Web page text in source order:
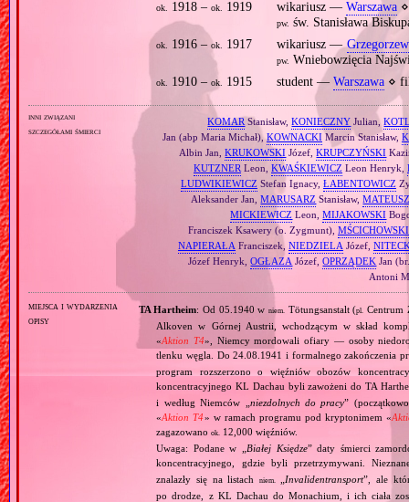
ok. 1918 –ok. 1919 wikariusz —Warszawa
pw. św. Stanisława
ok. 1916 –ok. 1917 wikariusz —Grzegorzew
pw. Wniebowzięcia
ok. 1910 –ok. 1915 student — Warszawa⋄
inni związani
szczegółami śmierci
KOMAR Stanisław,KONIECZNY Julian,
Jan (abp Maria Michał), KOWNACKIMarcin Stanisław,
Albin Jan,KRUKOWSKI Józef,KRUPCZYŃSKI
KUTZNER Leon, KWAŚKIEWICZ Leon Henryk,
LUDWIKIEWICZ Stefan Ignacy, ŁABENTOWICZ
Aleksander Jan,MARUSARZ Stanisław,
MICKIEWICZ Leon,MIJAKOWSKI
Franciszek Ksawery (o. Zygmunt), MŚCICHOWSKI
NAPIERAŁA Franciszek, NIEDZIELA Józef,
Józef Henryk,OGŁAZA Józef,OPRZĄDEK Jan
Antoni
miejsca i wydarzenia
opisy
TA Hartheim: Od 05.1940 w niem. Tötungsanstalt (pl.
Centrum
Alkoven w Górnej Austrii, wchodzącym w skład
«Aktion T4», Niemcy mordowali ofiary — osoby
tlenku węgla. Do 24.08.1941 i formalnego zakończenia
program rozszerzono o więźniów obozów
koncentracyjnego KL Dachau byli zawożeni do TA
i według Niemców „ niezdolnych do pracy”
«Aktion T4» w ramach programu pod kryptonimem «
zagazowanook.
12,000 więźniów.
Uwaga: Podane w „ Białej Księdze” daty śmierci
koncentracyjnego, gdzie byli przetrzymywani.
znalazły się na listach
niem. Invalidentransport”, ale
po drodze, z KL Dachau do Monachium, i ich ciała